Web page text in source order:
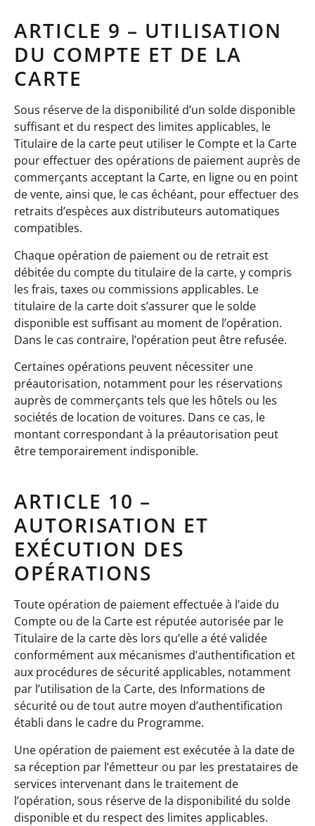
ARTICLE 9 – UTILISATION
DU COMPTE ET DE LA
CARTE
Sous réserve de la disponibilité d’un solde disponible
suffisant et du respect des limites applicables, le
Titulaire de la carte peut utiliser le Compte et la Carte
pour effectuer des opérations de paiement auprès de
commerçants acceptant la Carte, en ligne ou en point
de vente, ainsi que, le cas échéant, pour effectuer des
retraits d’espèces aux distributeurs automatiques
compatibles.
Chaque opération de paiement ou de retrait est
débitée du compte du titulaire de la carte, y compris
les frais, taxes ou commissions applicables. Le
titulaire de la carte doit s’assurer que le solde
disponible est suffisant au moment de l’opération.
Dans le cas contraire, l’opération peut être refusée.
Certaines opérations peuvent nécessiter une
préautorisation, notamment pour les réservations
auprès de commerçants tels que les hôtels ou les
sociétés de location de voitures. Dans ce cas, le
montant correspondant à la préautorisation peut
être temporairement indisponible.
ARTICLE 10 –
AUTORISATION ET
EXÉCUTION DES
OPÉRATIONS
Toute opération de paiement effectuée à l’aide du
Compte ou de la Carte est réputée autorisée par le
Titulaire de la carte dès lors qu’elle a été validée
conformément aux mécanismes d’authentification et
aux procédures de sécurité applicables, notamment
par l’utilisation de la Carte, des Informations de
sécurité ou de tout autre moyen d’authentification
établi dans le cadre du Programme.
Une opération de paiement est exécutée à la date de
sa réception par l’émetteur ou par les prestataires de
services intervenant dans le traitement de
l’opération, sous réserve de la disponibilité du solde
disponible et du respect des limites applicables.